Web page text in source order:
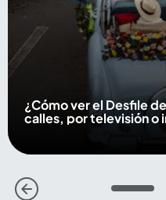
¿Cómo ver el Desfile
calles, por televisión o
1